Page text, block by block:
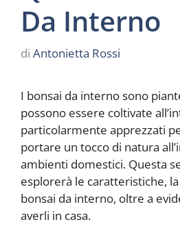
Da Interno
di Antonietta Rossi
I bonsai da interno sono
possono essere coltivate
particolarmente apprezzati
portare un tocco di natura
ambienti domestici. Questa
esplorerà le caratteristiche,
bonsai da interno, oltre a
averli in casa.